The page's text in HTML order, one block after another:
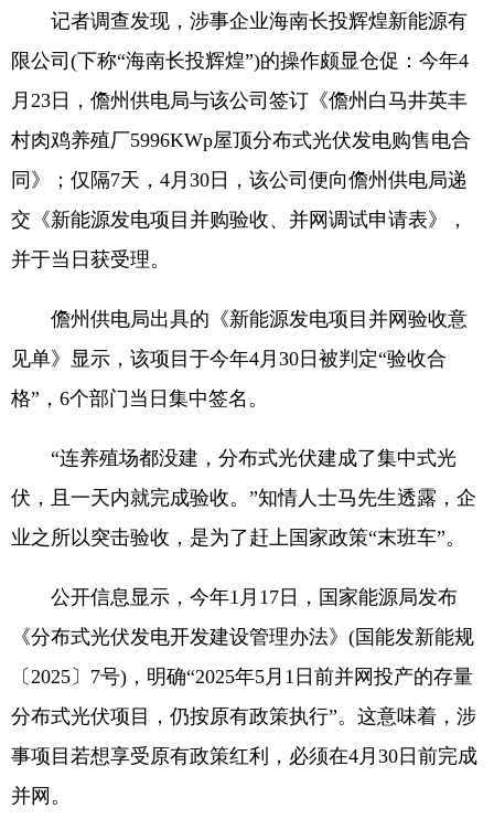
记者调查发现，涉事企业海南长投辉煌新能源有
限公司(下称“海南长投辉煌”)的操作颇显仓促：今年4
月23日，儋州供电局与该公司签订《儋州白马井英丰
村肉鸡养殖厂5996KWp屋顶分布式光伏发电购售电合
同》；仅隔7天，4月30日，该公司便向儋州供电局递
交《新能源发电项目并购验收、并网调试申请表》，
并于当日获受理。
儋州供电局出具的《新能源发电项目并网验收意
见单》显示，该项目于今年4月30日被判定“验收合
格”，6个部门当日集中签名。
“连养殖场都没建，分布式光伏建成了集中式光
伏，且一天内就完成验收。”知情人士马先生透露，企
业之所以突击验收，是为了赶上国家政策“末班车”。
公开信息显示，今年1月17日，国家能源局发布
《分布式光伏发电开发建设管理办法》(国能发新能规
〔2025〕7号)，明确“2025年5月1日前并网投产的存量
分布式光伏项目，仍按原有政策执行”。这意味着，涉
事项目若想享受原有政策红利，必须在4月30日前完成
并网。